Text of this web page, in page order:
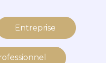
Entreprise